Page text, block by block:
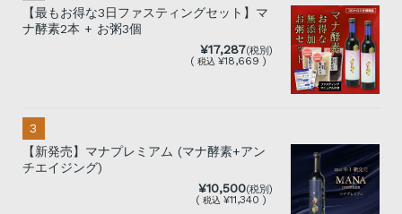
【最もお得な3日ファスティングセット】マ
ナ酵素2本 + お粥3個
¥17,287(税別)
( 税込 ¥18,669 )
【新発売】マナプレミアム (マナ酵素+アン
チエイジング)
¥10,500(税別)
( 税込 ¥11,340 )